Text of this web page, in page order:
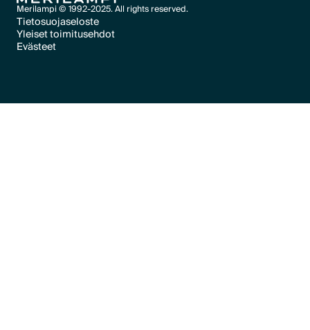
Merilampi © 1992-2025. All rights reserved.
Tietosuojaseloste
Text Link
Yleiset toimitusehdot
Text Link
Evästeet